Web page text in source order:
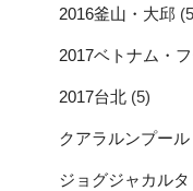
2016釜山・大邱
2017ベトナム・
2017台北 (5)
クアラルンプール
ジョグジャカルタ